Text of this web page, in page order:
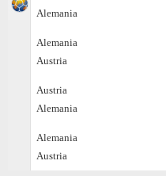
Alemania
Alemania
Austria
Austria
Alemania
Alemania
Austria